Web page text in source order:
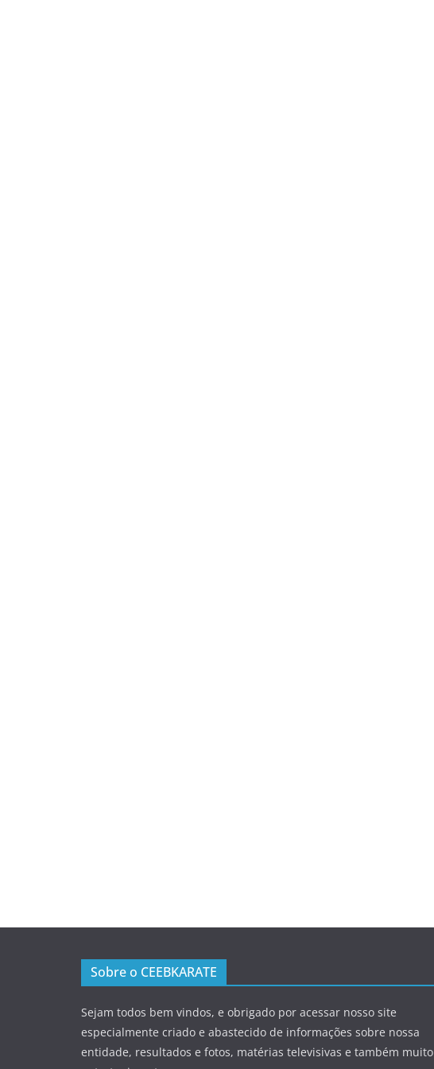
Sobre o CEEBKARATE
Sejam todos bem vindos, e obrigado por acessar nosso site
especialmente criado e abastecido de informações sobre nossa
entidade, resultados e fotos, matérias televisivas e também muito